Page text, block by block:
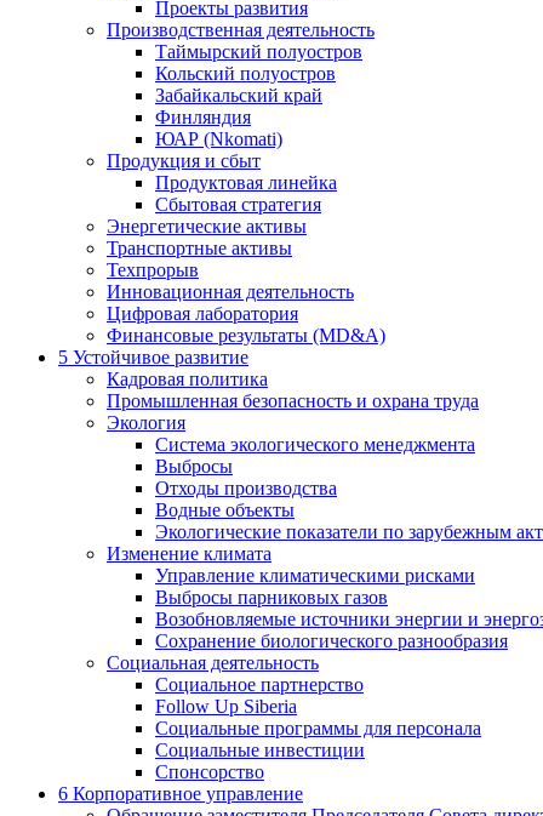
Проекты развития
Производственная деятельность
Таймырский полуостров
Кольский полуостров
Забайкальский край
Финляндия
ЮАР (Nkomati)
Продукция и сбыт
Продуктовая линейка
Сбытовая стратегия
Энергетические активы
Транспортные активы
Техпрорыв
Инновационная деятельность
Цифровая лаборатория
Финансовые результаты (MD&A)
5 Устойчивое развитие
Кадровая политика
Промышленная безопасность и охрана труда
Экология
Система экологического менеджмента
Выбросы
Отходы производства
Водные объекты
Экологические показатели по зарубежным
Изменение климата
Управление климатическими рисками
Выбросы парниковых газов
Возобновляемые источники энергии и
Сохранение биологического разнообразия
Социальная деятельность
Социальное партнерство
Follow Up Siberia
Социальные программы для персонала
Социальные инвестиции
Спонсорство
6 Корпоративное управление